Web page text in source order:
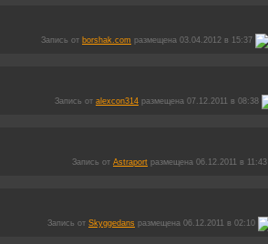
Запись от borshak.com размещена 03.04.2012 в 15:37
Запись от alexcon314 размещена 07.12.2011 в 08:38
Запись от Astraport размещена 06.12.2011 в 11:43
Запись от Skyggedans размещена 06.12.2011 в 02:10